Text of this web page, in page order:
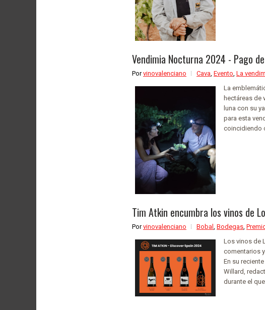
Vendimia Nocturna 2024 - Pago
Porvinovalenciano Cava, Evento, La
La
hectáreas de
luna con su
para esta
coincidiendo
Tim Atkin encumbra los vinos de
Porvinovalenciano Bobal Bodegas
Los vinos de
comentarios
En su
Willard,
durante el